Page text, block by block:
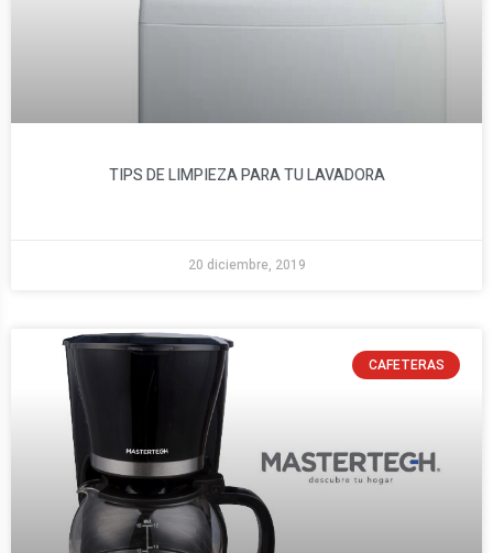
TIPS DE LIMPIEZA PARA TU LAVADORA
20 diciembre, 2019
CAFETERAS